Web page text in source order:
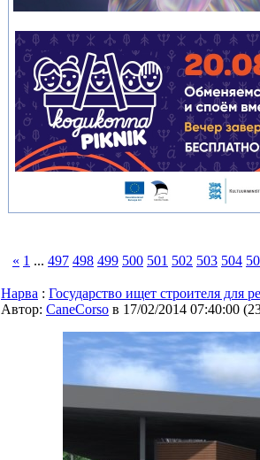
« 1 ... 497 498 499 500 501 502 503 504
Нарва : Государство ищет строителя для
Автор: CaneCorso в 17/02/2014 07:40:00 (